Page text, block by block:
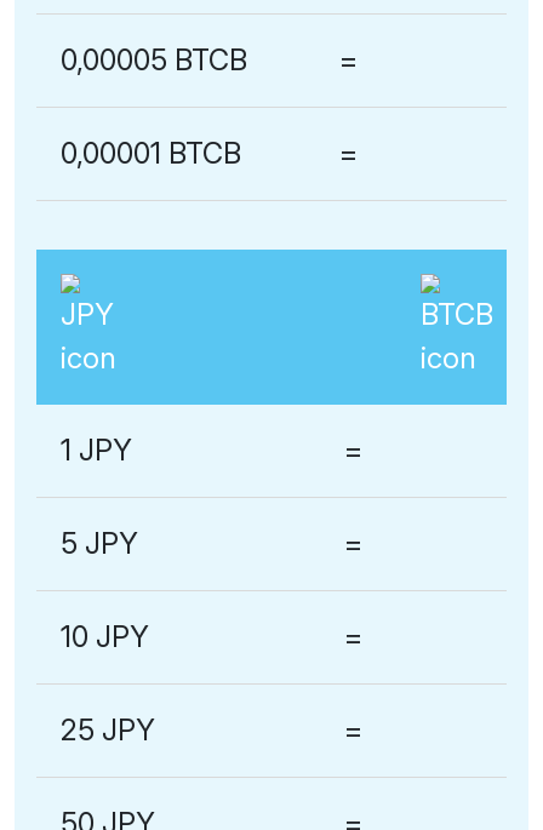
0,00005 BTCB =
0,00001 BTCB =
1 JPY =
5 JPY =
10 JPY =
25 JPY =
50 JPY =